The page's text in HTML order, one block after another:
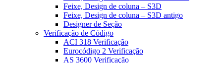
Feixe, Design de coluna – S3D
Feixe, Design de coluna – S3D antigo
Designer de Seção
Verificação de Código
ACI 318 Verificação
Eurocódigo 2 Verificação
AS 3600 Verificação